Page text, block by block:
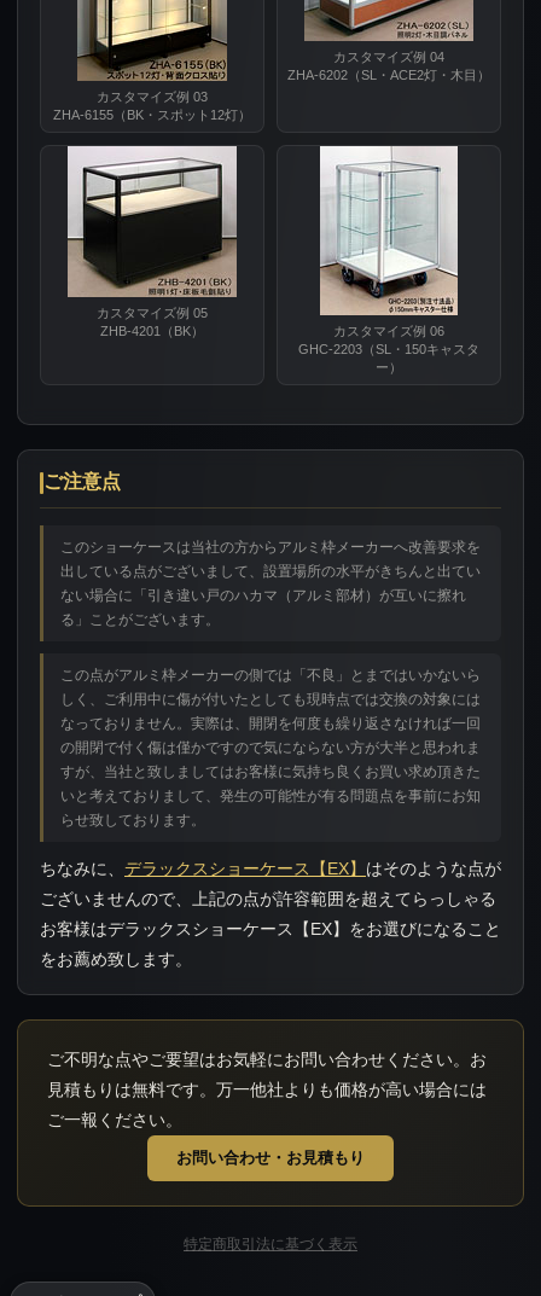
カスタマイズ例 03
ZHA-6155（BK・スポット12灯）
カスタマイズ例 04
ZHA-6202（SL・ACE2灯・木目）
カスタマイズ例 05
ZHB-4201（BK）
カスタマイズ例 06
GHC-2203（SL・150キャスタ
ー）
ご注意点
このショーケースは当社の方からアルミ枠メーカーへ改善要求を
出している点がございまして、設置場所の水平がきちんと出てい
ない場合に「引き違い戸のハカマ（アルミ部材）が互いに擦れ
る」ことがございます。
この点がアルミ枠メーカーの側では「不良」とまではいかないら
しく、ご利用中に傷が付いたとしても現時点では交換の対象には
なっておりません。実際は、開閉を何度も繰り返さなければ一回
の開閉で付く傷は僅かですので気にならない方が大半と思われま
すが、当社と致しましてはお客様に気持ち良くお買い求め頂きた
いと考えておりまして、発生の可能性が有る問題点を事前にお知
らせ致しております。
ちなみに、 デラックスショーケース【EX】 はそのような点が
ございませんので、上記の点が許容範囲を超えてらっしゃる
お客様はデラックスショーケース【EX】をお選びになること
をお薦め致します。
表記寸法は全て外寸です。総高さとはキャスターを含んだ高さ（全高）
平ケースに関しましては「ZHA・ZHB・ZHC」を「GHA・GHB・GHC
一部の大型ショーケースは運送業者の荷台に載りませんので、遠方に
平ケース（腰低タイプ）ガラス面の高さ：約600mm
※後付け用のシリンダー錠（ノコギリ錠）を除き、ケース納品後のオプ
※プッシュ錠はカギとして標準装備されています。追加の施錠強化をご
ご不明な点やご要望はお気軽にお問い合わせください。お
見積もりは無料です。万一他社よりも価格が高い場合には
ご一報ください。
お問い合わせ・お見積もり
特定商取引法に基づく表示